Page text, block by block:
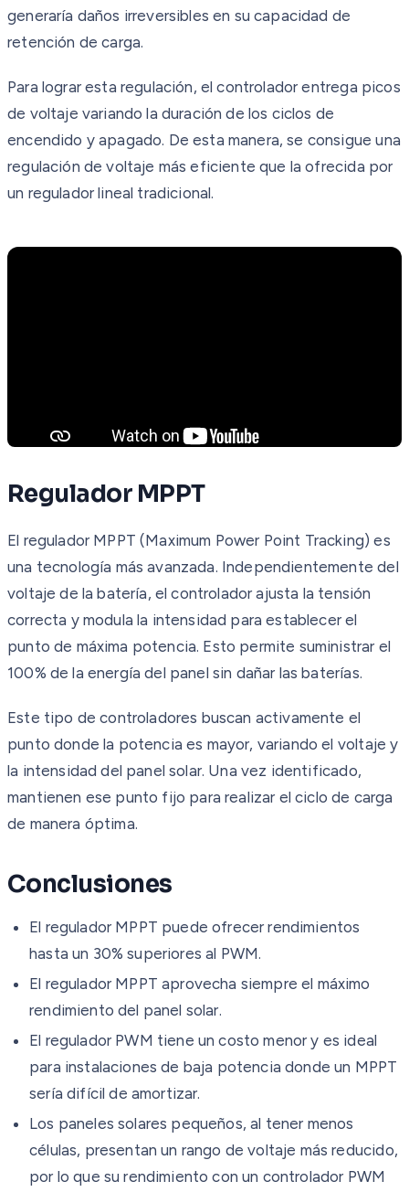
generaría daños irreversibles en su capacidad de
retención de carga.
Para lograr esta regulación, el controlador entrega picos
de voltaje variando la duración de los ciclos de
encendido y apagado. De esta manera, se consigue una
regulación de voltaje más eficiente que la ofrecida por
un regulador lineal tradicional.
Regulador MPPT
El regulador MPPT (Maximum Power Point Tracking) es
una tecnología más avanzada. Independientemente del
voltaje de la batería, el controlador ajusta la tensión
correcta y modula la intensidad para establecer el
punto de máxima potencia. Esto permite suministrar el
100% de la energía del panel sin dañar las baterías.
Este tipo de controladores buscan activamente el
punto donde la potencia es mayor, variando el voltaje y
la intensidad del panel solar. Una vez identificado,
mantienen ese punto fijo para realizar el ciclo de carga
de manera óptima.
Conclusiones
El regulador MPPT puede ofrecer rendimientos
hasta un 30% superiores al PWM.
El regulador MPPT aprovecha siempre el máximo
rendimiento del panel solar.
El regulador PWM tiene un costo menor y es ideal
para instalaciones de baja potencia donde un MPPT
sería difícil de amortizar.
Los paneles solares pequeños, al tener menos
células, presentan un rango de voltaje más reducido,
por lo que su rendimiento con un controlador PWM